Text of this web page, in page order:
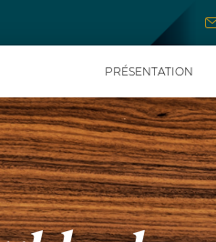
PRÉSENTATION